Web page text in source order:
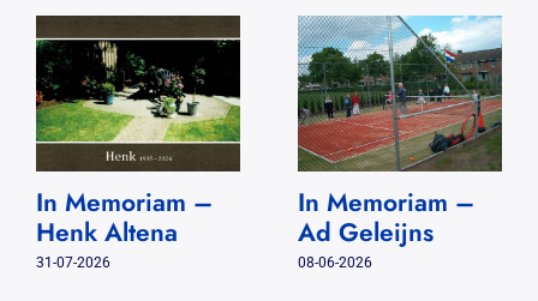
In Memoriam –
Henk Altena
31-07-2026
In Memoriam –
Ad Geleijns
08-06-2026